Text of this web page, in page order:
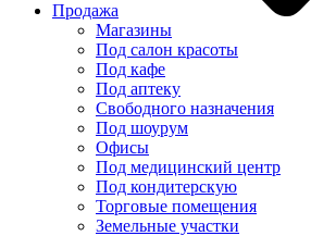
Продажа
Магазины
Под салон красоты
Под кафе
Под аптеку
Свободного назначения
Под шоурум
Офисы
Под медицинский центр
Под кондитерскую
Торговые помещения
Земельные участки